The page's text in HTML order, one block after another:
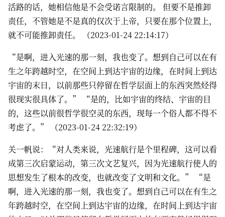
活路的话，她相信他是不会受诺言限制的。 但要不是推卸
责任，不管她是不是真的仅次于上帝，只要在那个位置上，
就不可能推卸责任。 （2023-01-24 22:14:17）
“是啊，进入光速的那一刻，我也变了。想到自己可以在有
生之年跨越时空，在空间上到达宇宙的边缘，在时间上到达
宇宙的末日，以前那些只停留在哲学层面上的东西突然烃得
很现实很具体了。” “是的，比如宇宙的终结、宇宙的目
的，这些以前很哲学很空灵的东西，现每一个俗人都不得不
考虑了。” （2023-01-24 22:32:19）
关一帆说：“对人类来说，光速航行是个里程碑，这可以看
成第三次启蒙运动，第三次文艺复兴，因为光速航行使人的
思想发生了根本的改变，也就改变了文明和文化。” “是
啊，进入光速的那一刻，我也变了。想到自己可以在有生之
年跨越时空，在空间上到达宇宙的边缘，在时间上到达宇宙